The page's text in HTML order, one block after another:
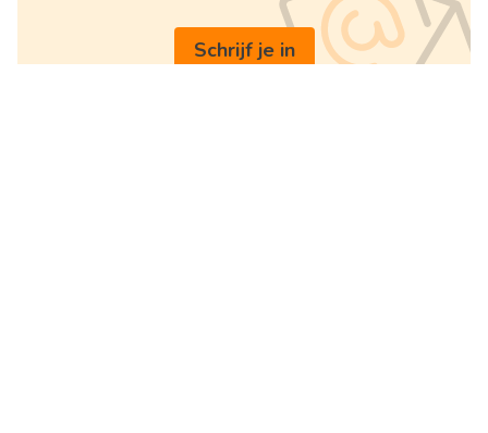
Schrijf je in